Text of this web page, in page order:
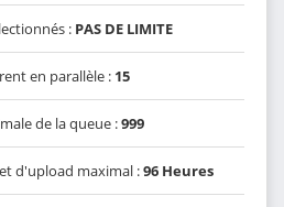
: PAS DE LIMITE
en parallèle : 15
de la queue :999
d'upload maximal :96 Heures